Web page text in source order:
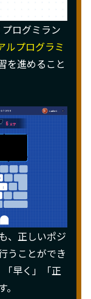
ログミラン
ルプログラミ
を進めること
、正しいポジ
うことができ
「早く」「正